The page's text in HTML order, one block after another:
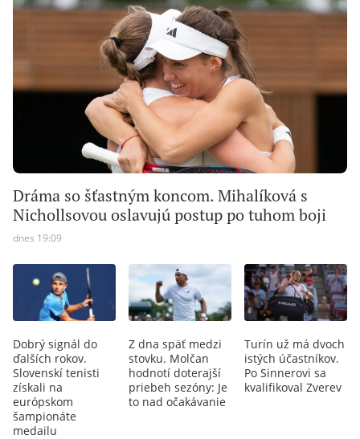
Dráma so šťastným koncom. Mihalíková s
Nichollsovou oslavujú postup po tuhom boji
dnes 19:09
Dobrý signál do
ďalších rokov.
Slovenskí tenisti
získali na
európskom
šampionáte
medailu
Z dna späť medzi
stovku. Molčan
hodnotí doterajší
priebeh sezóny: Je
to nad očakávanie
Turín už má dvoch
istých účastníkov.
Po Sinnerovi sa
kvalifikoval Zverev